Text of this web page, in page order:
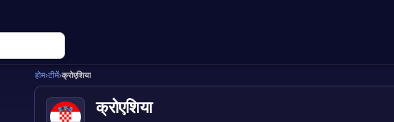
होम›टीमें›क्रोएशिया
क्रोएशिया